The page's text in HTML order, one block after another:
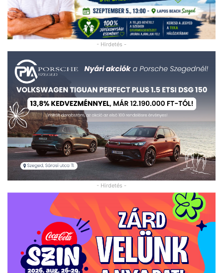
- Hirdetés -
- Hirdetés -